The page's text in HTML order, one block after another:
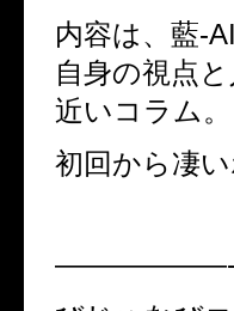
内容は、藍-
自身の視点
近いコラム。
初回から凄